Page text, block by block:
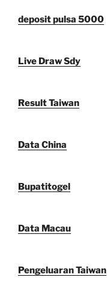
deposit pulsa 5000
Live Draw Sdy
Result Taiwan
Data China
Bupatitogel
Data Macau
Pengeluaran Taiwan